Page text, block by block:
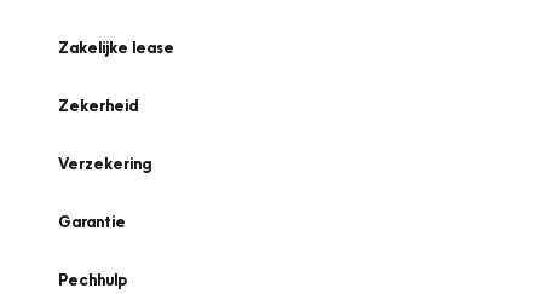
Zakelijke lease
Zekerheid
Verzekering
Garantie
Pechhulp